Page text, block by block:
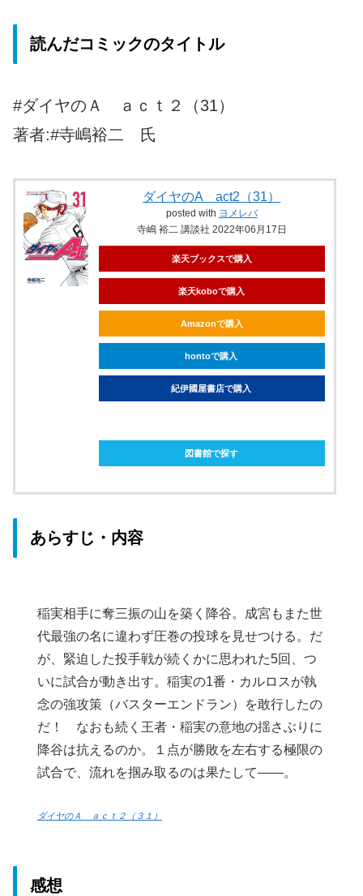
読んだコミックのタイトル
#ダイヤのＡ ａｃｔ２（31）
著者:#寺嶋裕二 氏
ダイヤのA act2（31）
posted with ヨメレバ
寺嶋 裕二 講談社 2022年06月17日
楽天ブックスで購入
楽天koboで購入
Amazonで購入
hontoで購入
紀伊國屋書店で購入
図書館で探す
あらすじ・内容
稲実相手に奪三振の山を築く降谷。成宮もまた世
代最強の名に違わず圧巻の投球を見せつける。だ
が、緊迫した投手戦が続くかに思われた5回、つ
いに試合が動き出す。稲実の1番・カルロスが執
念の強攻策（バスターエンドラン）を敢行したの
だ！ なおも続く王者・稲実の意地の揺さぶりに
降谷は抗えるのか。１点が勝敗を左右する極限の
試合で、流れを掴み取るのは果たして――。
ダイヤのＡ ａｃｔ２（３１）
感想